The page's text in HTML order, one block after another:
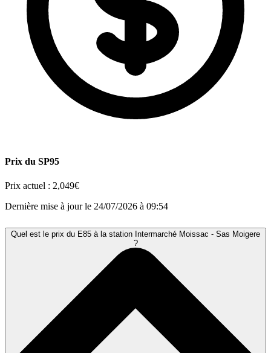
Prix du SP95
Prix actuel : 2,049€
Dernière mise à jour le 24/07/2026 à 09:54
Quel est le prix du E85 à la station Intermarché Moissac - Sas Moigere
?